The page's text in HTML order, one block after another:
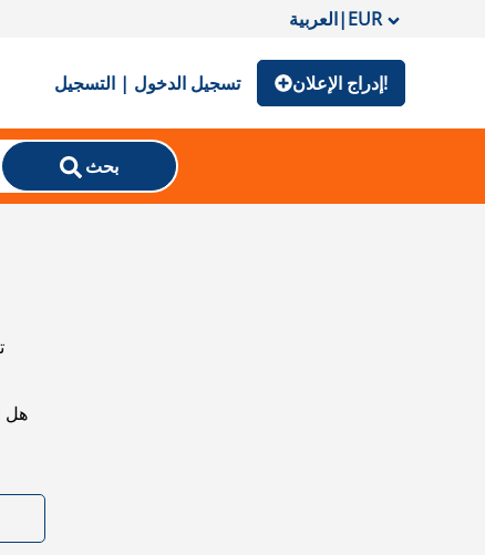
العربية|EUR
تسجيل الدخول | التسجيل إدراج الإعلان!
بحث
هل